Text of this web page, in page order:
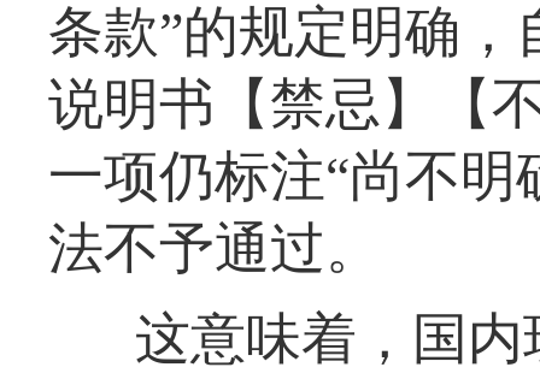
条款”的规定明确，
说明书【禁忌】【
一项仍标注“尚不
法不予通过。
这意味着，国